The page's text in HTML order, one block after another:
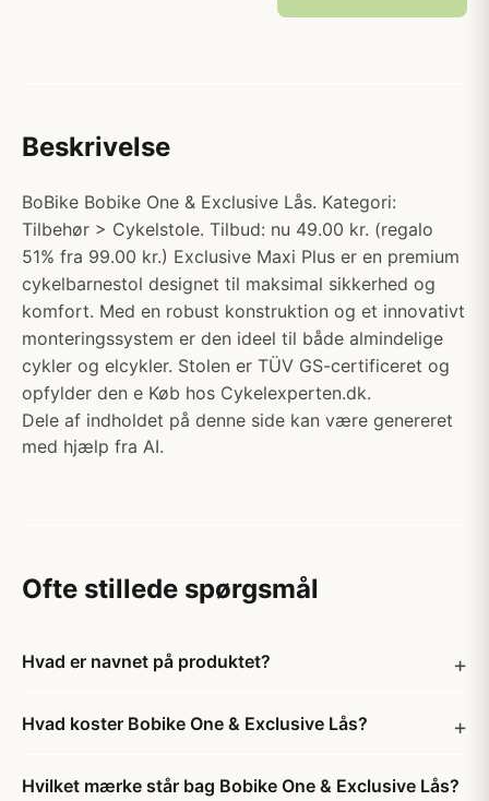
Beskrivelse
BoBike Bobike One & Exclusive Lås. Kategori:
Tilbehør > Cykelstole. Tilbud: nu 49.00 kr. (regalo
51% fra 99.00 kr.) Exclusive Maxi Plus er en premium
cykelbarnestol designet til maksimal sikkerhed og
komfort. Med en robust konstruktion og et innovativt
monteringssystem er den ideel til både almindelige
cykler og elcykler. Stolen er TÜV GS-certificeret og
opfylder den e Køb hos Cykelexperten.dk.
Dele af indholdet på denne side kan være genereret
med hjælp fra AI.
Ofte stillede spørgsmål
Hvad er navnet på produktet?
Hvad koster Bobike One & Exclusive Lås?
Hvilket mærke står bag Bobike One & Exclusive Lås?